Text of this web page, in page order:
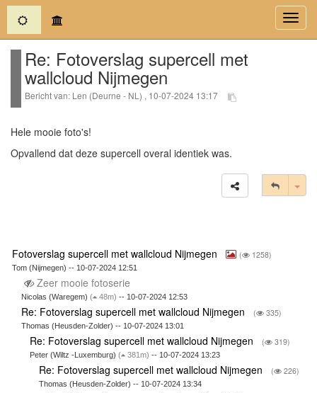
(current)
Re: Fotoverslag supercell met
wallcloud Nijmegen
Bericht van: Len (Deurne - NL) , 10-07-2024 13:17
Hele mooie foto's!
Opvallend dat deze supercell overal identiek was.
Fotoverslag supercell met wallcloud Nijmegen ( 1258)
Tom (Nijmegen) -- 10-07-2024 12:51
Zeer mooie fotoserie
Nicolas (Waregem) ( 48m) -- 10-07-2024 12:53
Re: Fotoverslag supercell met wallcloud Nijmegen ( 335)
Thomas (Heusden-Zolder) -- 10-07-2024 13:01
Re: Fotoverslag supercell met wallcloud Nijmegen ( 319)
Peter (Wiltz -Luxemburg)( 381m) -- 10-07-2024 13:23
Re: Fotoverslag supercell met wallcloud Nijmegen ( 226)
Thomas (Heusden-Zolder) -- 10-07-2024 13:34